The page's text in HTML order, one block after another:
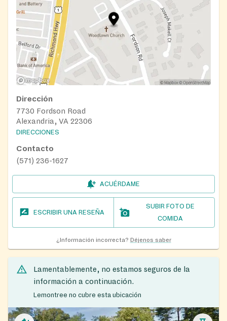
Dirección
7730 Fordson Road
Alexandria, VA 22306
DIRECCIONES
Contacto
(571) 236-1627
ACUÉRDAME
ESCRIBIR UNA RESEÑA
SUBIR FOTO DE
COMIDA
¿Información incorrecta? Déjenos saber
Lamentablemente, no estamos seguros de la
información a continuación.
Lemontree no cubre esta ubicación